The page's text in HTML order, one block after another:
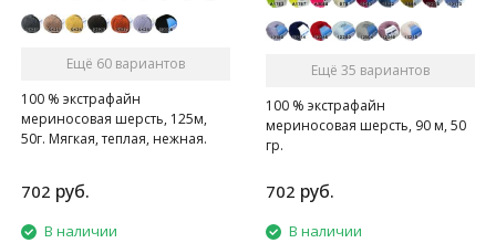
Ещё 60 вариантов
100 % экстрафайн
мериносовая шерсть, 125м,
50г. Мягкая, теплая, нежная.
702 руб.
В наличии
Ещё 35 вариантов
100 % экстрафайн
мериносовая шерсть, 90 м, 50
гр.
702 руб.
В наличии